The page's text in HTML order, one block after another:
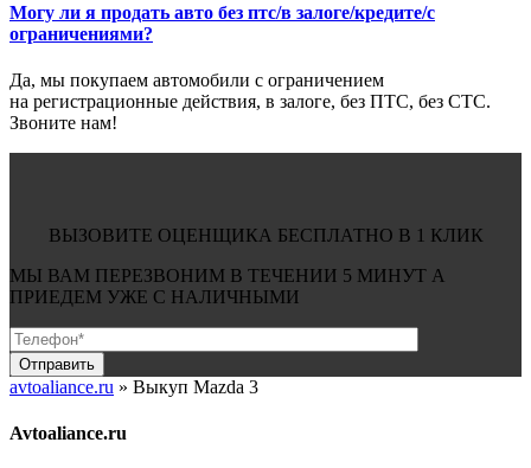
Могу ли я продать авто без птс/в залоге/кредите/с
ограничениями?
Да, мы покупаем автомобили с ограничением
на регистрационные действия, в залоге, без ПТС, без СТС.
Звоните нам!
ВЫЗОВИТЕ ОЦЕНЩИКА БЕСПЛАТНО В 1 КЛИК
МЫ ВАМ ПЕРЕЗВОНИМ В ТЕЧЕНИИ 5 МИНУТ А
ПРИЕДЕМ УЖЕ С НАЛИЧНЫМИ
avtoaliance.ru » Выкуп Mazda 3
Avtoaliance.ru